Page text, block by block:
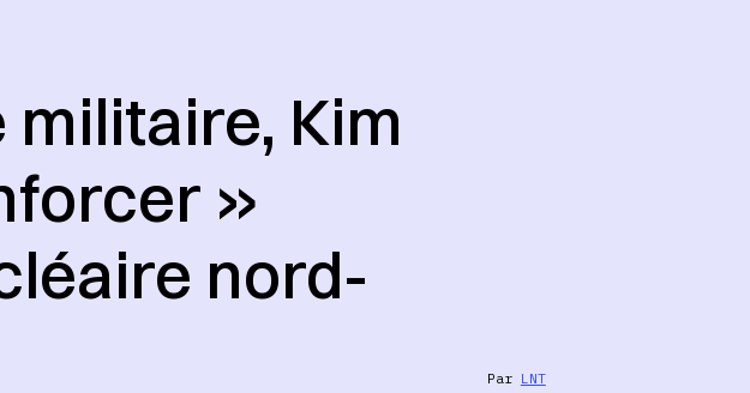
militaire, Kim
»
nord-
Par LNT